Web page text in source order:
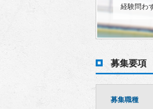
経験問わ
募集要項
募集職種